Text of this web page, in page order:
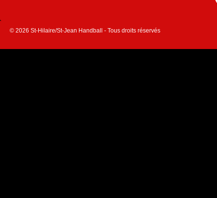
© 2026 St-Hilaire/St-Jean Handball - Tous droits réservés